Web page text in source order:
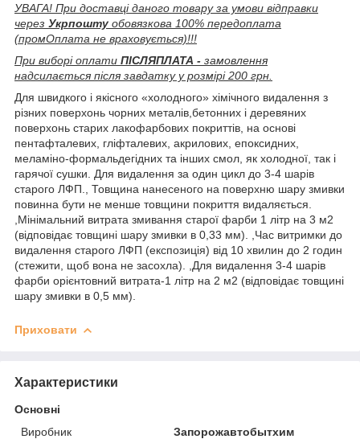
УВАГА! При доставці даного товару за умови відправки
через Укрпошту обовязкова 100% передоплата
(промОплата не враховується)!!!
При виборі оплати ПІСЛЯПЛАТА - замовлення
надсилається після завдатку у розмірі 200 грн.
Для швидкого і якісного «холодного» хімічного видалення з
різних поверхонь чорних металів,бетонних і деревяних
поверхонь старих лакофарбових покриттів, на основі
пентафталевих, гліфталевих, акрилових, епоксидних,
меламіно-формальдегідних та інших смол, як холодної, так і
гарячої сушки. Для видалення за один цикл до 3-4 шарів
старого ЛФП., Товщина нанесеного на поверхню шару змивки
повинна бути не менше товщини покриття видаляється.
,Мінімальний витрата змивання старої фарби 1 літр на 3 м2
(відповідає товщині шару змивки в 0,33 мм). ,Час витримки до
видалення старого ЛФП (експозиція) від 10 хвилин до 2 годин
(стежити, щоб вона не засохла). ,Для видалення 3-4 шарів
фарби орієнтовний витрата-1 літр на 2 м2 (відповідає товщині
шару змивки в 0,5 мм).
Приховати
Характеристики
Основні
Виробник
Запорожавтобытхим